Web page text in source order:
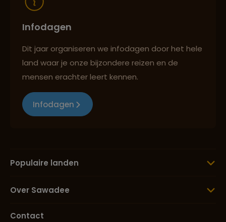
Infodagen
Dit jaar organiseren we infodagen door het hele
land waar je onze bijzondere reizen en de
mensen erachter leert kennen.
Infodagen
Populaire landen
Over Sawadee
Contact